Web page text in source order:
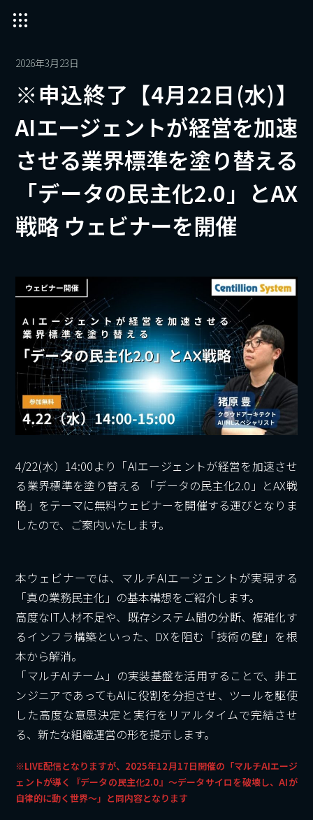
2026年3月23日
※申込終了【4月22日(水)】
AIエージェントが経営を加速
させる業界標準を塗り替える
「データの民主化2.0」とAX
戦略 ウェビナーを開催
4/22(水）14:00より「AIエージェントが経営を加速させ
る業界標準を塗り替える 「データの民主化2.0」とAX戦
略」をテーマに無料ウェビナーを開催する運びとなりま
したので、ご案内いたします。
本ウェビナーでは、マルチAIエージェントが実現する
「真の業務民主化」の基本構想をご紹介します。
高度なIT人材不足や、既存システム間の分断、複雑化す
るインフラ構築といった、DXを阻む「技術の壁」を根
本から解消。
「マルチAIチーム」の実装基盤を活用することで、非エ
ンジニアであってもAIに役割を分担させ、ツールを駆使
した高度な意思決定と実行をリアルタイムで完結させ
る、新たな組織運営の形を提示します。
※LIVE配信となりますが、2025年12月17日開催の「マルチAIエージ
ェントが導く『データの民主化2.0』〜データサイロを破壊し、AIが
自律的に動く世界〜」と同内容となります